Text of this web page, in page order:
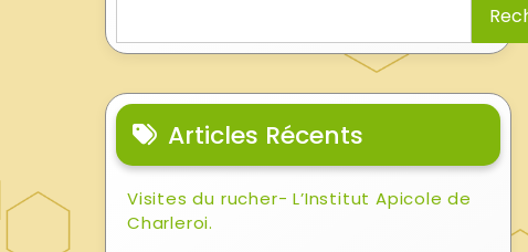
Articles Récents
Visites du rucher- L’Institut Apicole de
Charleroi.